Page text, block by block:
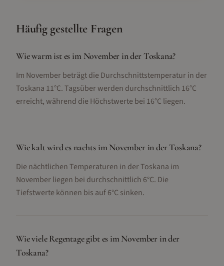
Häufig gestellte Fragen
Wie warm ist es im November in der Toskana?
Im November beträgt die Durchschnittstemperatur in der
Toskana 11°C. Tagsüber werden durchschnittlich 16°C
erreicht, während die Höchstwerte bei 16°C liegen.
Wie kalt wird es nachts im November in der Toskana?
Die nächtlichen Temperaturen in der Toskana im
November liegen bei durchschnittlich 6°C. Die
Tiefstwerte können bis auf 6°C sinken.
Wie viele Regentage gibt es im November in der
Toskana?